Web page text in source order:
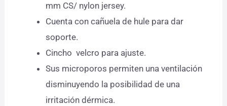
mm CS/ nylon jersey.
Cuenta con cañuela de hule para dar
soporte.
Cincho velcro para ajuste.
Sus microporos permiten una ventilación
disminuyendo la posibilidad de una
irritación dérmica.